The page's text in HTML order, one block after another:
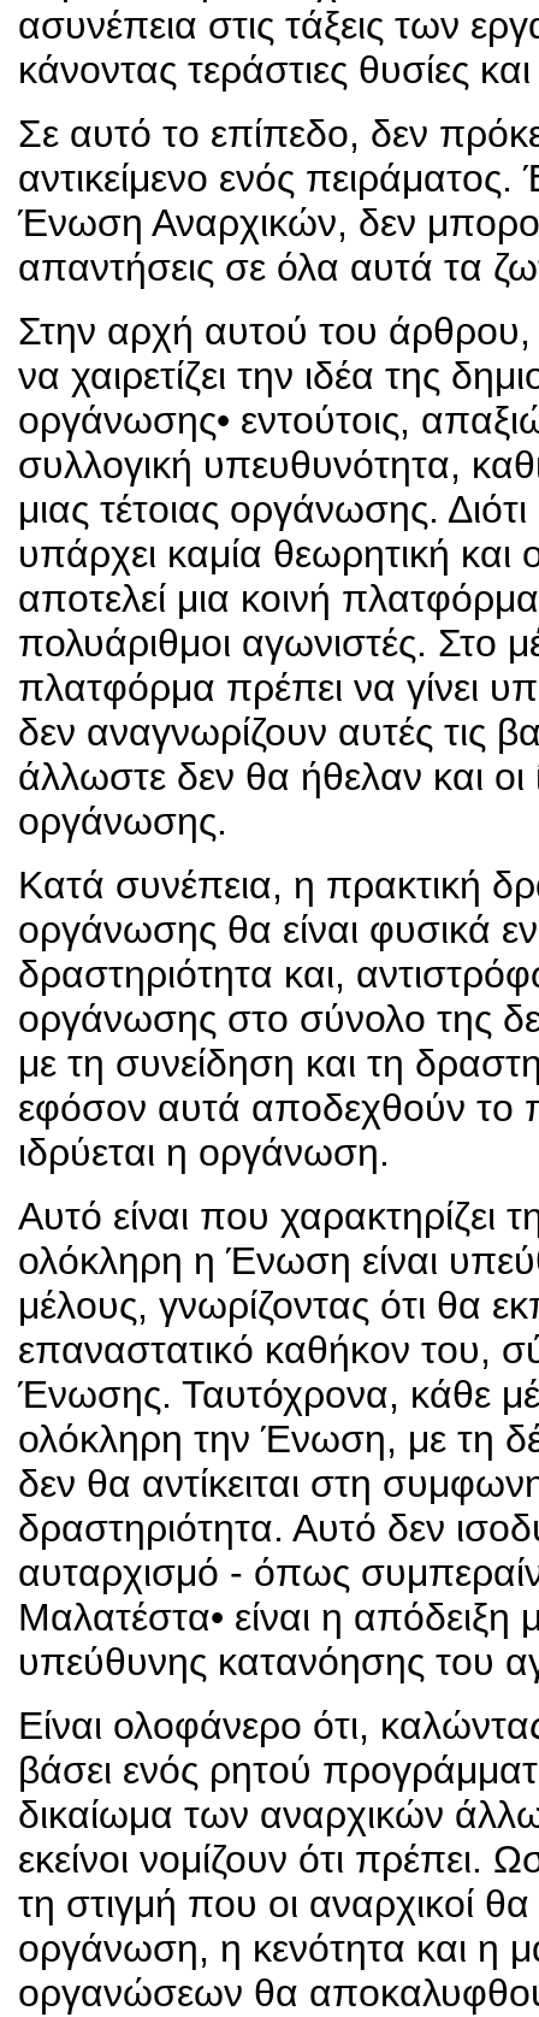
ασυνέπεια στις τάξεις των
κάνοντας τεράστιες θυσίες
Σε αυτό το επίπεδο, δεν
αντικείμενο ενός
Ένωση Αναρχικών, δεν
απαντήσεις σε όλα αυτά τα
Στην αρχή αυτού του
να χαιρετίζει την ιδέα της
οργάνωσης• εντούτοις,
συλλογική υπευθυνότητα,
μιας τέτοιας οργάνωσης.
υπάρχει καμία θεωρητική
αποτελεί μια κοινή
πολυάριθμοι αγωνιστές. Στο
πλατφόρμα πρέπει να γίνει
δεν αναγνωρίζουν αυτές τις
άλλωστε δεν θα ήθελαν και οι
οργάνωσης.
Κατά συνέπεια, η πρακτική
οργάνωσης θα είναι φυσικά
δραστηριότητα και,
οργάνωσης στο σύνολο της
με τη συνείδηση και τη
εφόσον αυτά αποδεχθούν
ιδρύεται η οργάνωση.
Αυτό είναι που χαρακτηρίζει
ολόκληρη η Ένωση είναι
μέλους, γνωρίζοντας ότι θα
επαναστατικό καθήκον του,
Ένωσης. Ταυτόχρονα, κάθε
ολόκληρη την Ένωση, με τη
δεν θα αντίκειται στη
δραστηριότητα. Αυτό δεν
αυταρχισμό - όπως
Μαλατέστα• είναι η απόδειξη
υπεύθυνης κατανόησης του
Είναι ολοφάνερο ότι,
βάσει ενός ρητού
δικαίωμα των αναρχικών
εκείνοι νομίζουν ότι πρέπει.
τη στιγμή που οι αναρχικοί
οργάνωση, η κενότητα και η
οργανώσεων θα